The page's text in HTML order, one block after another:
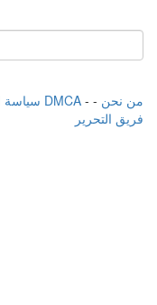
سياسة حقوق الملكية الفكرية DMCA - من نحن -
فريق التحرير